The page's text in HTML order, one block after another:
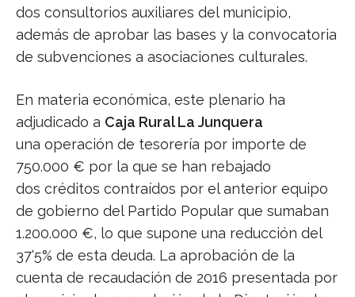
dos consultorios auxiliares del municipio,
además de aprobar las bases y la convocatoria
de subvenciones a asociaciones culturales.
En materia económica, este plenario ha
adjudicado a Caja Rural La Junquera
una operación de tesorería por importe de
750.000 € por la que se han rebajado
dos créditos contraídos por el anterior equipo
de gobierno del Partido Popular que sumaban
1.200.000 €, lo que supone una reducción del
37'5% de esta deuda. La aprobación de la
cuenta de recaudación de 2016 presentada por